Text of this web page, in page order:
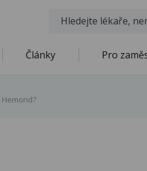
Články Pro
Hemorid?